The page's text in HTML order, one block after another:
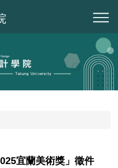
宜蘭美術獎」徵件